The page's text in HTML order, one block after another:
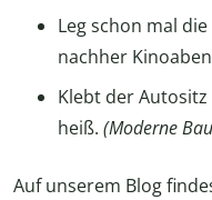
Leg schon mal
nachher
Klebt der
heiß. (Moderne
Auf unserem Blog